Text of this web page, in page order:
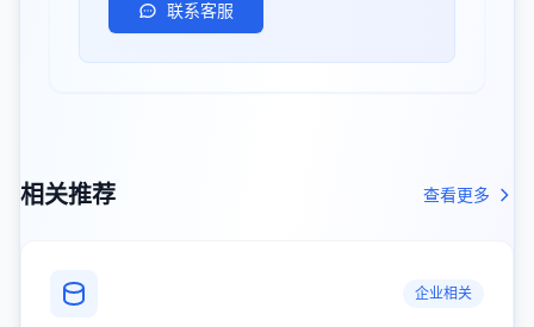
联系客服
相关推荐 查看更多
企业相关